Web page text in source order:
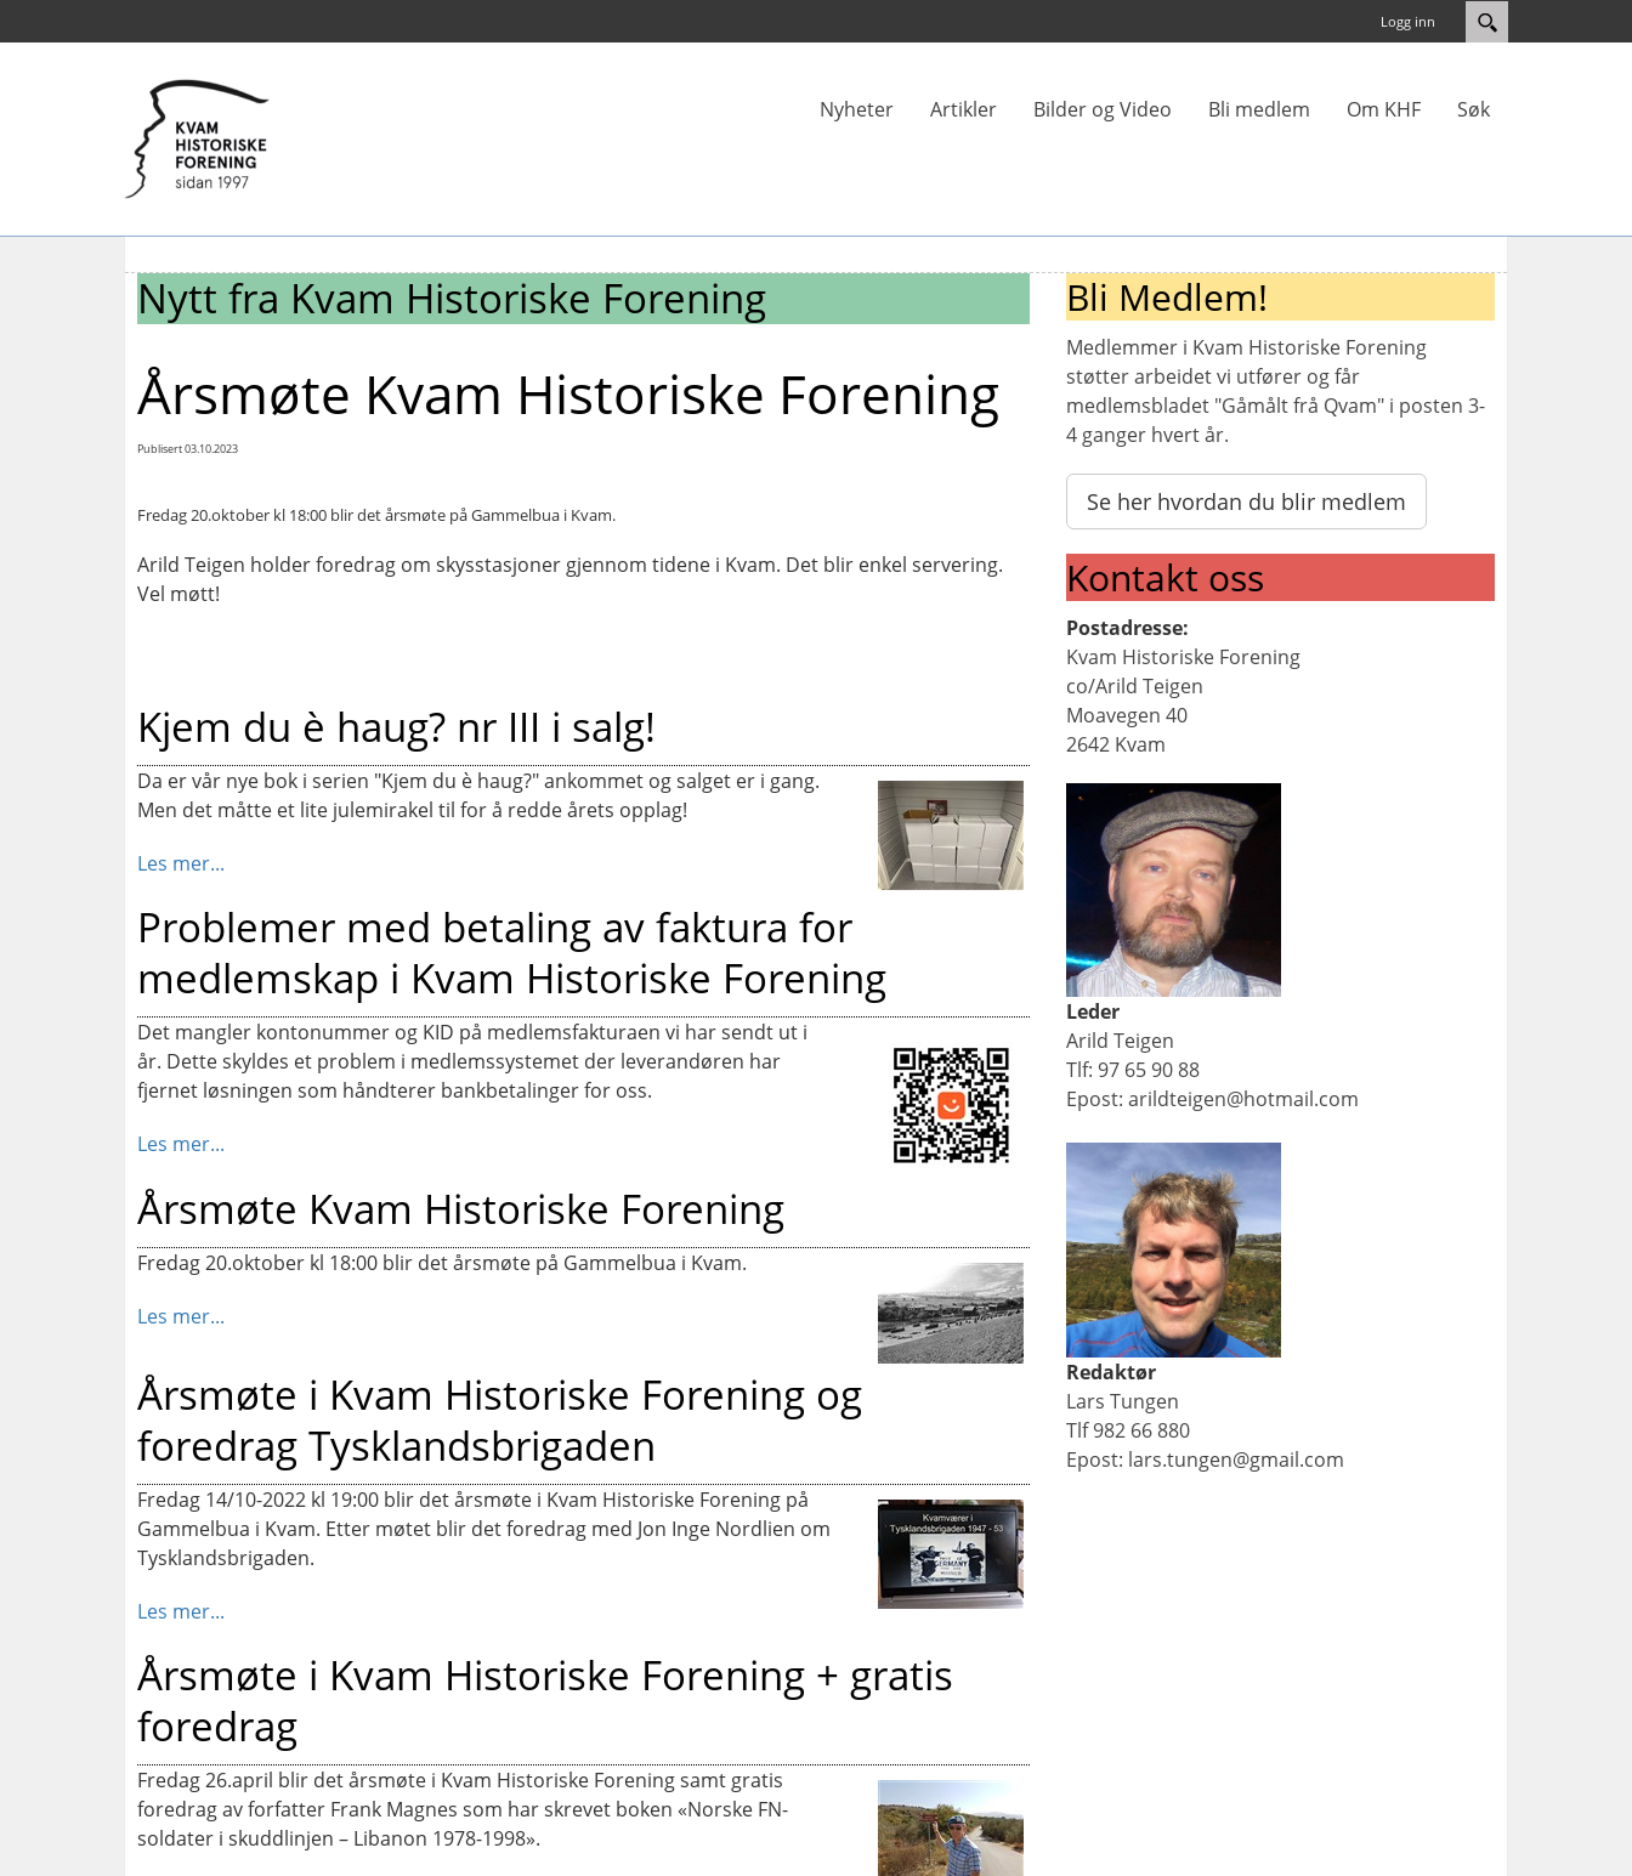
Logg inn
Nyheter Artikler Bilder og Video Bli medlem Om KHF Søk
Nytt fra Kvam Historiske Forening
Årsmøte Kvam Historiske Forening
Publisert 03.10.2023
Fredag 20.oktober kl 18:00 blir det årsmøte på Gammelbua i Kvam.
Arild Teigen holder foredrag om skysstasjoner gjennom tidene i Kvam. Det blir enkel servering.
Vel møtt!
Kjem du è haug? nr III i salg!
Da er vår nye bok i serien "Kjem du è haug?" ankommet og salget er i gang.
Men det måtte et lite julemirakel til for å redde årets opplag!
Les mer...
Problemer med betaling av faktura for
medlemskap i Kvam Historiske Forening
Det mangler kontonummer og KID på medlemsfakturaen vi har sendt ut i
år. Dette skyldes et problem i medlemssystemet der leverandøren har
fjernet løsningen som håndterer bankbetalinger for oss.
Les mer...
Årsmøte Kvam Historiske Forening
Fredag 20.oktober kl 18:00 blir det årsmøte på Gammelbua i Kvam.
Les mer...
Årsmøte i Kvam Historiske Forening og
foredrag Tysklandsbrigaden
Fredag 14/10-2022 kl 19:00 blir det årsmøte i Kvam Historiske Forening på
Gammelbua i Kvam. Etter møtet blir det foredrag med Jon Inge Nordlien om
Tysklandsbrigaden.
Les mer...
Årsmøte i Kvam Historiske Forening + gratis
foredrag
Fredag 26.april blir det årsmøte i Kvam Historiske Forening samt gratis
foredrag av forfatter Frank Magnes som har skrevet boken «Norske FN-
soldater i skuddlinjen – Libanon 1978-1998».
Bli Medlem!
Medlemmer i Kvam Historiske Forening
støtter arbeidet vi utfører og får
medlemsbladet "Gåmålt frå Qvam" i posten 3-
4 ganger hvert år.
Se her hvordan du blir medlem
Kontakt oss
Postadresse:
Kvam Historiske Forening
co/Arild Teigen
Moavegen 40
2642 Kvam
Leder
Arild Teigen
Tlf: 97 65 90 88
Epost: arildteigen@hotmail.com
Redaktør
Lars Tungen
Tlf 982 66 880
Epost: lars.tungen@gmail.com